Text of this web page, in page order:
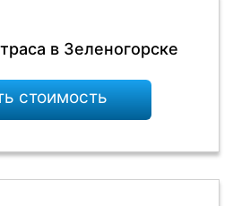
в Зеленогорске
стоимость